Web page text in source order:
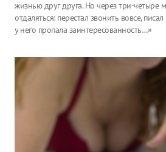
жизнью друг друга. Но через три-четыре
отдаляться: перестал звонить вовсе,
у него пропала заинтересованность…»